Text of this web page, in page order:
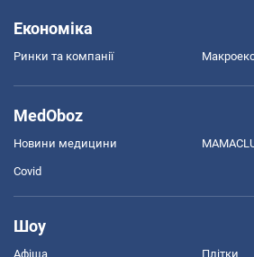
Економіка
Ринки та компанії
MedOboz
Новини медицини
Covid
Шоу
Афіша Плітки